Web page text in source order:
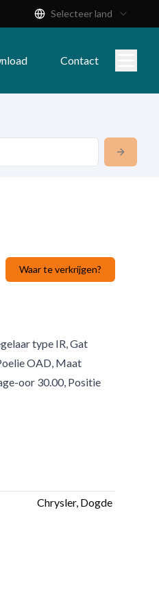
Selecteer land
Contact
Waar te verkrijgen?
type IR, Gat
OAD, Maat
oor 30.00, Positie
Chrysler, Dogde